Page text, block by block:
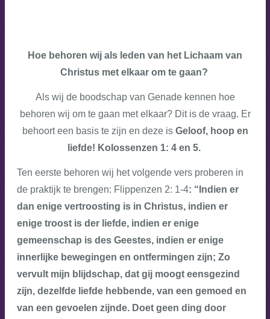
Hoe behoren wij als leden van het Lichaam van
Christus met elkaar om te gaan?
Als wij de boodschap van Genade kennen hoe
behoren wij om te gaan met elkaar? Dit is de vraag. Er
behoort een basis te zijn en deze is Geloof, hoop en
liefde! Kolossenzen 1: 4 en 5.
Ten eerste behoren wij het volgende vers proberen in
de praktijk te brengen: Flippenzen 2: 1-4: “Indien er
dan enige vertroosting is in Christus, indien er
enige troost is der liefde, indien er enige
gemeenschap is des Geestes, indien er enige
innerlijke bewegingen en ontfermingen zijn; Zo
vervult mijn blijdschap, dat gij moogt eensgezind
zijn, dezelfde liefde hebbende, van een gemoed en
van een gevoelen zijnde. Doet geen ding door